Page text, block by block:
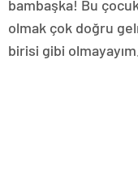
bambaşka! Bu
olmak çok doğru
birisi gibi